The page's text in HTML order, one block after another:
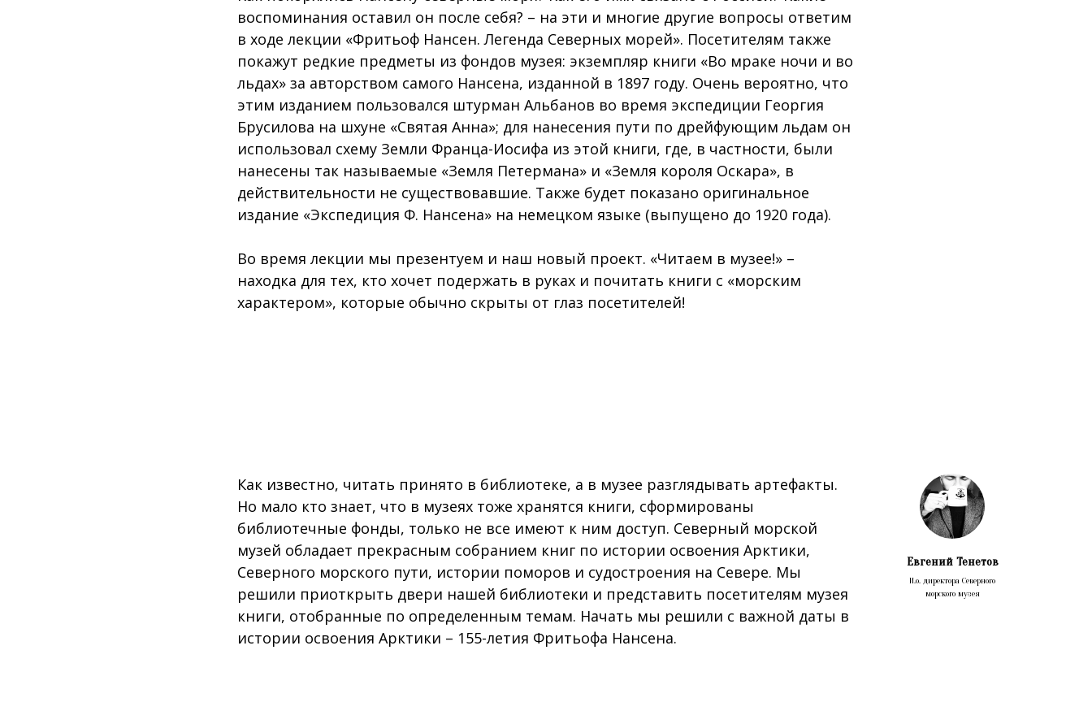
воспоминания оставил он после себя? – на эти и многие другие вопросы ответим
в ходе лекции «Фритьоф Нансен. Легенда Северных морей». Посетителям также
покажут редкие предметы из фондов музея: экземпляр книги «Во мраке ночи и во
льдах» за авторством самого Нансена, изданной в 1897 году. Очень вероятно, что
этим изданием пользовался штурман Альбанов во время экспедиции Георгия
Брусилова на шхуне «Святая Анна»; для нанесения пути по дрейфующим льдам он
использовал схему Земли Франца-Иосифа из этой книги, где, в частности, были
нанесены так называемые «Земля Петермана» и «Земля короля Оскара», в
действительности не существовавшие. Также будет показано оригинальное
издание «Экспедиция Ф. Нансена» на немецком языке (выпущено до 1920 года).
Во время лекции мы презентуем и наш новый проект. «Читаем в музее!» –
находка для тех, кто хочет подержать в руках и почитать книги с «морским
характером», которые обычно скрыты от глаз посетителей!
Как известно, читать принято в библиотеке, а в музее разглядывать артефакты.
Но мало кто знает, что в музеях тоже хранятся книги, сформированы
библиотечные фонды, только не все имеют к ним доступ. Северный морской
музей обладает прекрасным собранием книг по истории освоения Арктики,
Северного морского пути, истории поморов и судостроения на Севере. Мы
решили приоткрыть двери нашей библиотеки и представить посетителям музея
книги, отобранные по определенным темам. Начать мы решили с важной даты в
истории освоения Арктики – 155-летия Фритьофа Нансена.
Евгений Тенетов
И.о. директора Северного
морского музея